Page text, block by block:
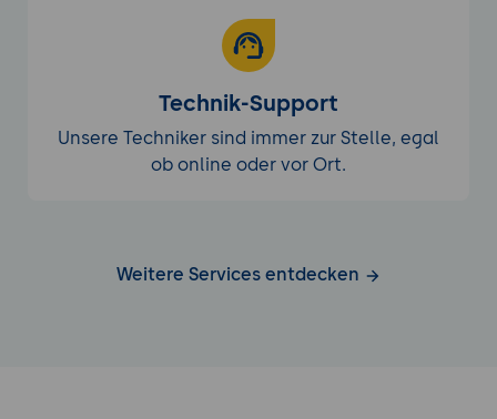
Technik-Support
Unsere Techniker sind immer zur Stelle, egal
ob online oder vor Ort.
Weitere Services entdecken